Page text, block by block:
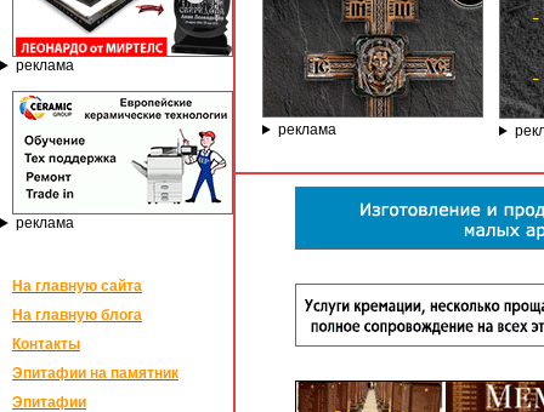
реклама
реклама
На главную сайта
На главную блога
Контакты
Эпитафии на памятник
Эпитафии
реклама